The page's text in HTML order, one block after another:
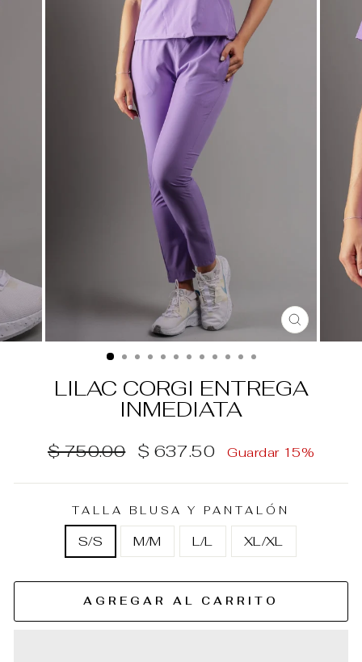
CERRAR
(ESC)
LILAC CORGI ENTREGA
INMEDIATA
Precio
$ 750.00
Precio
oferta
$ 637.50 Guardar 15%
TALLA BLUSA Y PANTALÓN
S/S M/M L/L XL/XL
AGREGAR AL CARRITO